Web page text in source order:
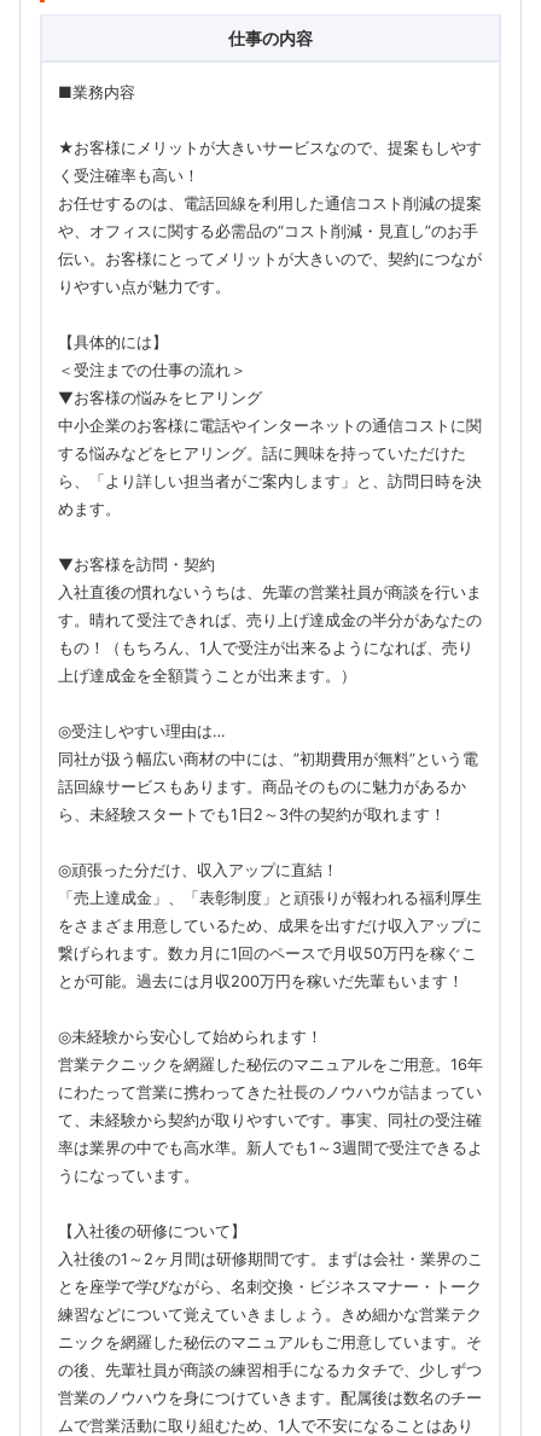
仕事の内容
■業務内容
★お客様にメリットが大きいサービスなので、提案もしやす
く受注確率も高い！
お任せするのは、電話回線を利用した通信コスト削減の提案
や、オフィスに関する必需品の“コスト削減・見直し”のお手
伝い。お客様にとってメリットが大きいので、契約につなが
りやすい点が魅力です。
【具体的には】
＜受注までの仕事の流れ＞
▼お客様の悩みをヒアリング
中小企業のお客様に電話やインターネットの通信コストに関
する悩みなどをヒアリング。話に興味を持っていただけた
ら、「より詳しい担当者がご案内します」と、訪問日時を決
めます。
▼お客様を訪問・契約
入社直後の慣れないうちは、先輩の営業社員が商談を行いま
す。晴れて受注できれば、売り上げ達成金の半分があなたの
もの！（もちろん、1人で受注が出来るようになれば、売り
上げ達成金を全額貰うことが出来ます。）
◎受注しやすい理由は…
同社が扱う幅広い商材の中には、”初期費用が無料”という電
話回線サービスもあります。商品そのものに魅力があるか
ら、未経験スタートでも1日2～3件の契約が取れます！
◎頑張った分だけ、収入アップに直結！
「売上達成金」、「表彰制度」と頑張りが報われる福利厚生
をさまざま用意しているため、成果を出すだけ収入アップに
繋げられます。数カ月に1回のペースで月収50万円を稼ぐこ
とが可能。過去には月収200万円を稼いだ先輩もいます！
◎未経験から安心して始められます！
営業テクニックを網羅した秘伝のマニュアルをご用意。16年
にわたって営業に携わってきた社長のノウハウが詰まってい
て、未経験から契約が取りやすいです。事実、同社の受注確
率は業界の中でも高水準。新人でも1～3週間で受注できるよ
うになっています。
【入社後の研修について】
入社後の1～2ヶ月間は研修期間です。まずは会社・業界のこ
とを座学で学びながら、名刺交換・ビジネスマナー・トーク
練習などについて覚えていきましょう。きめ細かな営業テク
ニックを網羅した秘伝のマニュアルもご用意しています。そ
の後、先輩社員が商談の練習相手になるカタチで、少しずつ
営業のノウハウを身につけていきます。配属後は数名のチー
ムで営業活動に取り組むため、1人で不安になることはあり